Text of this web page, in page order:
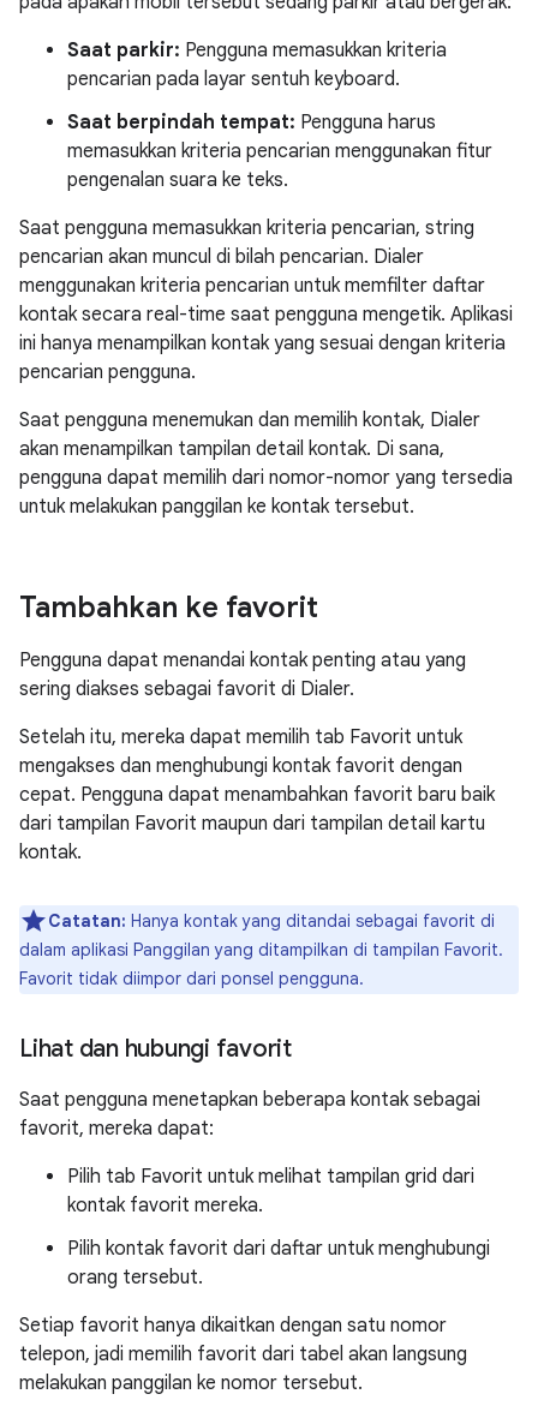
Saat parkir: Pengguna memasukkan kriteria
pencarian pada layar sentuh keyboard.
Saat berpindah tempat: Pengguna harus
memasukkan kriteria pencarian menggunakan fitur
pengenalan suara ke teks.
Saat pengguna memasukkan kriteria pencarian, string
pencarian akan muncul di bilah pencarian. Dialer
menggunakan kriteria pencarian untuk memfilter daftar
kontak secara real-time saat pengguna mengetik. Aplikasi
ini hanya menampilkan kontak yang sesuai dengan kriteria
pencarian pengguna.
Saat pengguna menemukan dan memilih kontak, Dialer
akan menampilkan tampilan detail kontak. Di sana,
pengguna dapat memilih dari nomor-nomor yang tersedia
untuk melakukan panggilan ke kontak tersebut.
Tambahkan ke favorit
Pengguna dapat menandai kontak penting atau yang
sering diakses sebagai favorit di Dialer.
Setelah itu, mereka dapat memilih tab Favorit untuk
mengakses dan menghubungi kontak favorit dengan
cepat. Pengguna dapat menambahkan favorit baru baik
dari tampilan Favorit maupun dari tampilan detail kartu
kontak.
Catatan: Hanya kontak yang ditandai sebagai favorit di
dalam aplikasi Panggilan yang ditampilkan di tampilan Favorit.
Favorit tidak diimpor dari ponsel pengguna.
Lihat dan hubungi favorit
Saat pengguna menetapkan beberapa kontak sebagai
favorit, mereka dapat:
Pilih tab Favorit untuk melihat tampilan grid dari
kontak favorit mereka.
Pilih kontak favorit dari daftar untuk menghubungi
orang tersebut.
Setiap favorit hanya dikaitkan dengan satu nomor
telepon, jadi memilih favorit dari tabel akan langsung
melakukan panggilan ke nomor tersebut.